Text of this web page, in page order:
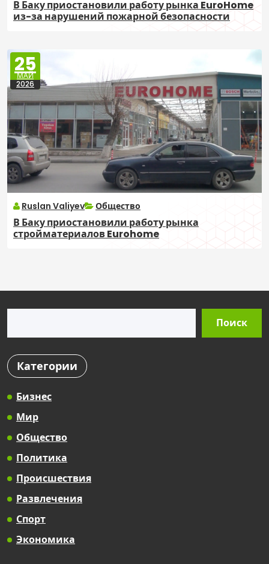
В Баку приостановили работу рынка EuroHome
из-за нарушений пожарной безопасности
25
МАЙ
2026
Ruslan Valiyev Общество
В Баку приостановили работу рынка
стройматериалов Eurohome
Поиск
Категории
Бизнес
Мир
Общество
Политика
Происшествия
Развлечения
Спорт
Экономика